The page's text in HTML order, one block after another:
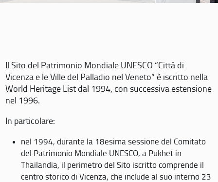
Il Sito del Patrimonio Mondiale UNESCO “Città di
Vicenza e le Ville del Palladio nel Veneto” è iscritto nella
World Heritage List dal 1994, con successiva estensione
nel 1996.
In particolare:
nel 1994, durante la 18esima sessione del Comitato
del Patrimonio Mondiale UNESCO, a Pukhet in
Thailandia, il perimetro del Sito iscritto comprende il
centro storico di Vicenza, che include al suo interno 23